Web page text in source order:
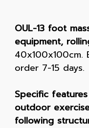
OUL-13 foot
equipment,
40x100x100cm.
order 7-15 days.
Specific
outdoor
following